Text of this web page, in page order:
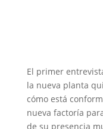
El primer
la nueva planta
cómo está
nueva factoría
de su presencia